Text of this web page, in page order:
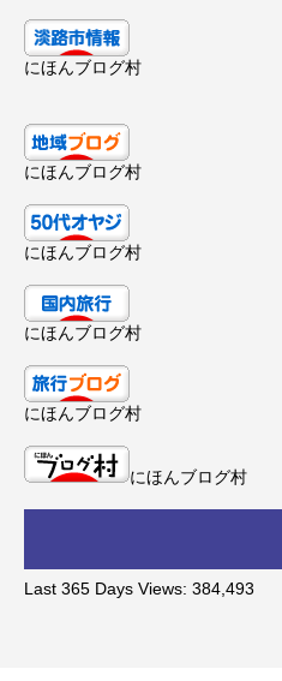
にほんブログ村
にほんブログ村
にほんブログ村
にほんブログ村
にほんブログ村
にほんブログ村
Last 365 Days Views: 384,493